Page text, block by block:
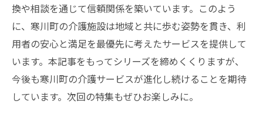
換や相談を通じて信頼関係を築いています。このよう
に、寒川町の介護施設は地域と共に歩む姿勢を貫き、利
用者の安心と満足を最優先に考えたサービスを提供して
います。本記事をもってシリーズを締めくくりますが、
今後も寒川町の介護サービスが進化し続けることを期待
しています。次回の特集もぜひお楽しみに。